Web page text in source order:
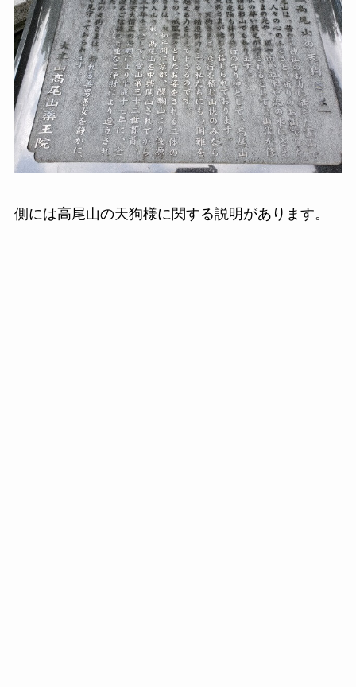
側には高尾山の天狗様に関する説明があります。